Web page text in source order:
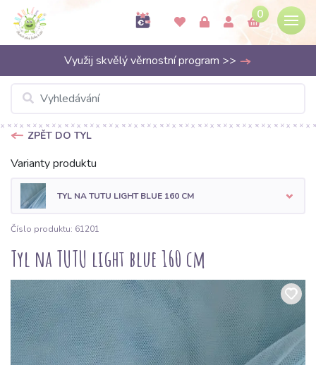
0
Využij skvělý věrnostní program >>
ZPĚT DO TYL
Varianty produktu
TYL NA TUTU LIGHT BLUE 160 CM
Číslo produktu: 61201
Tyl na TUTU light blue 160 cm